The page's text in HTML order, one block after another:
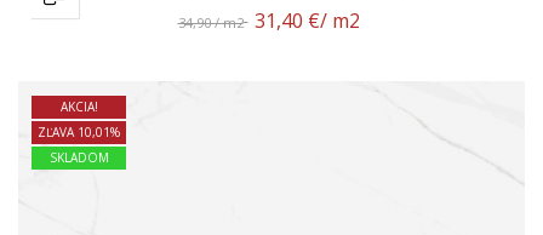
34,90 / m2 31,40 €/ m2
AKCIA!
ZĽAVA 10,01%
SKLADOM